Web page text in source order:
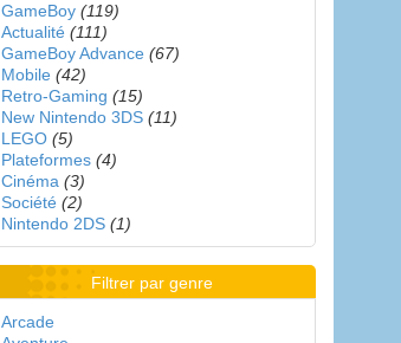
GameBoy (119)
Actualité (111)
GameBoy Advance (67)
Mobile (42)
Retro-Gaming (15)
New Nintendo 3DS (11)
LEGO (5)
Plateformes (4)
Cinéma (3)
Société (2)
Nintendo 2DS (1)
Filtrer par genre
Arcade